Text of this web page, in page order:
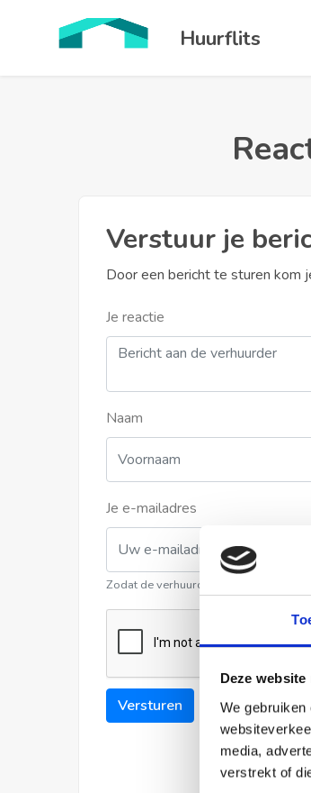
Deze
We
media,
verstrekt of
Huurflits
Verstuur je
Door een bericht te sturen kom
Je reactie
Naam
Je e-mailadres
Zodat de verhuurder contact met u kan
Versturen